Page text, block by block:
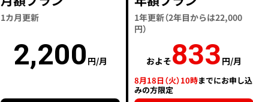
1カ月更新
2,200 円/月
1年更新（2年目からは22,000
円）
およそ833 円/月
8月18日（火）10時までにお申し込
みの方限定